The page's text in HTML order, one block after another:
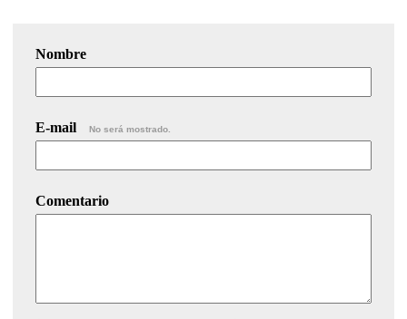
Nombre
E-mail No será mostrado.
Comentario